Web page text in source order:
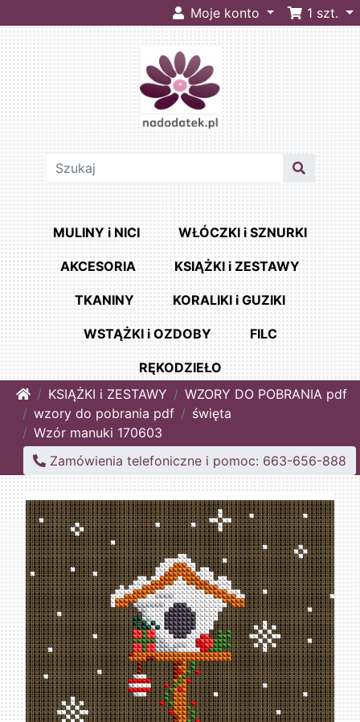
Moje konto 1 szt.
MULINY i NICI WŁÓCZKI i SZNURKI
AKCESORIA KSIĄŻKI i ZESTAWY
TKANINY KORALIKI i GUZIKI
WSTĄŻKI i OZDOBY FILC
RĘKODZIEŁO
HomeKSIĄŻKI i ZESTAWY
WZORY DO POBRANIA pdf
wzory do pobrania pdf
święta
Wzór manuki 170603
Zamówienia telefoniczne i pomoc: 663-656-888